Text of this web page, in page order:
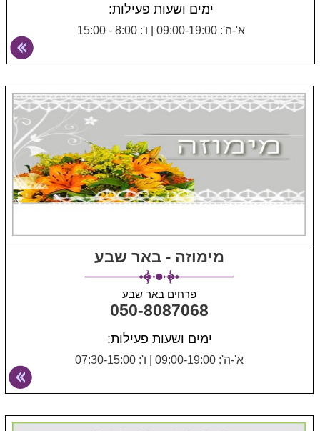
ימים ושעות פעילות:
א'-ה': 09:00-19:00 ו': 8:00 - 15:00
מימוזה - באר שבע
פרחים באר שבע
050-8087068
ימים ושעות פעילות:
א'-ה': 09:00-19:00 ו': 07:30-15:00